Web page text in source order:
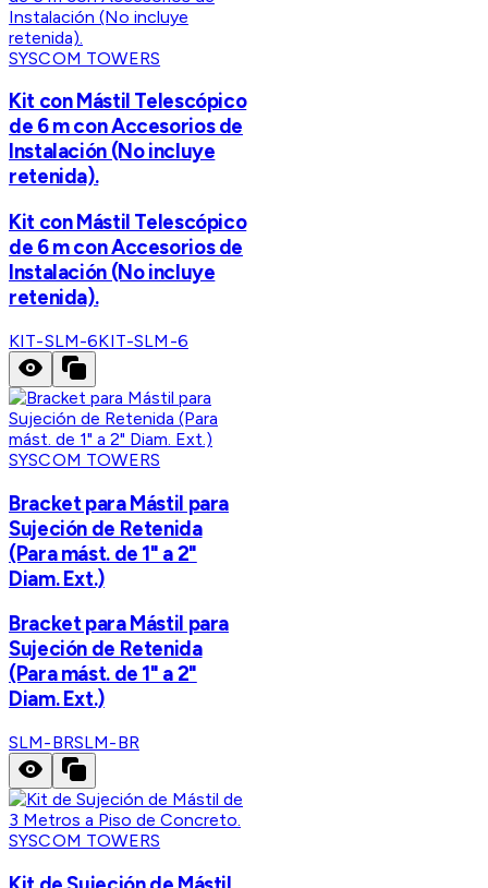
SYSCOM TOWERS
Kit con Mástil Telescópico
de 6 m con Accesorios de
Instalación (No incluye
retenida).
Kit con Mástil Telescópico
de 6 m con Accesorios de
Instalación (No incluye
retenida).
KIT-SLM-6KIT-SLM-6
SYSCOM TOWERS
Bracket para Mástil para
Sujeción de Retenida
(Para mást. de 1" a 2"
Diam. Ext.)
Bracket para Mástil para
Sujeción de Retenida
(Para mást. de 1" a 2"
Diam. Ext.)
SLM-BRSLM-BR
SYSCOM TOWERS